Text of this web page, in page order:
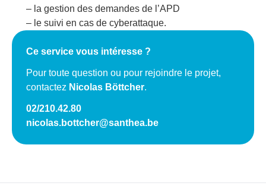
– la gestion des demandes de l’APD
– le suivi en cas de cyberattaque.
Ce service vous intéresse ?
Pour toute question ou pour rejoindre le projet,
contactez Nicolas Böttcher.
02/210.42.80
nicolas.bottcher@santhea.be